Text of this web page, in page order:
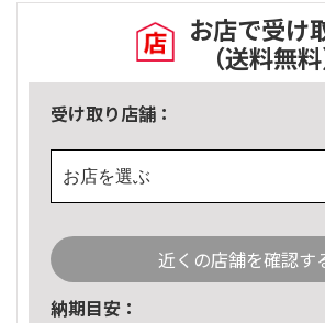
お店で受け
（送料無料
受け取り店舗：
お店を選ぶ
近くの店舗を確認す
納期目安：